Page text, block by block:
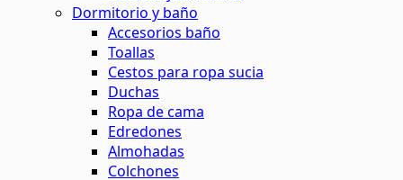
Dormitorio y baño
Accesorios baño
Toallas
Cestos para ropa sucia
Duchas
Ropa de cama
Edredones
Almohadas
Colchones